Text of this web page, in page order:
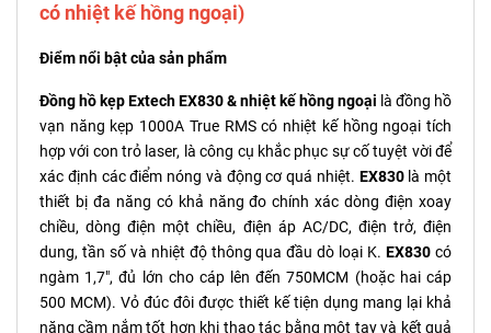
có nhiệt kế hồng ngoại)
Điểm nổi bật của sản phẩm
Đồng hồ kẹp Extech EX830 & nhiệt kế hồng ngoại là đồng hồ
vạn năng kẹp 1000A True RMS có nhiệt kế hồng ngoại tích
hợp với con trỏ laser, là công cụ khắc phục sự cố tuyệt vời để
xác định các điểm nóng và động cơ quá nhiệt. EX830là một
thiết bị đa năng có khả năng đo chính xác dòng điện xoay
chiều, dòng điện một chiều, điện áp AC/DC, điện trở, điện
dung, tần số và nhiệt độ thông qua đầu dò loại K.EX830 có
ngàm 1,7", đủ lớn cho cáp lên đến 750MCM (hoặc hai cáp
500 MCM). Vỏ đúc đôi được thiết kế tiện dụng mang lại khả
năng cầm nắm tốt hơn khi thao tác bằng một tay và kết quả